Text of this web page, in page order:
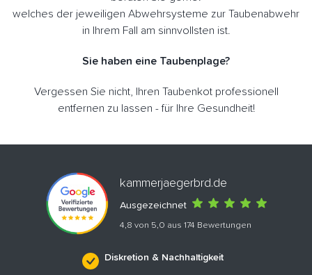
welches der jeweiligen Abwehrsysteme zur Taubenabwehr
in Ihrem Fall am sinnvollsten ist.
Sie haben eine Taubenplage?
Vergessen Sie nicht, Ihren Taubenkot professionell
entfernen zu lassen - für Ihre Gesundheit!
kammerjaegerbrd.de
Ausgezeichnet
4,8 von 5,0 aus 174 Bewertungen
Diskretion & Nachhaltigkeit